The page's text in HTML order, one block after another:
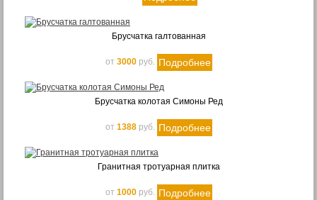
Брусчатка галтованная
от 3000руб. Подробнее
Брусчатка колотая Симоны Ред
от 1388руб. Подробнее
Гранитная тротуарная плитка
от 1000руб. Подробнее
60 мм
200 мм
Color mix